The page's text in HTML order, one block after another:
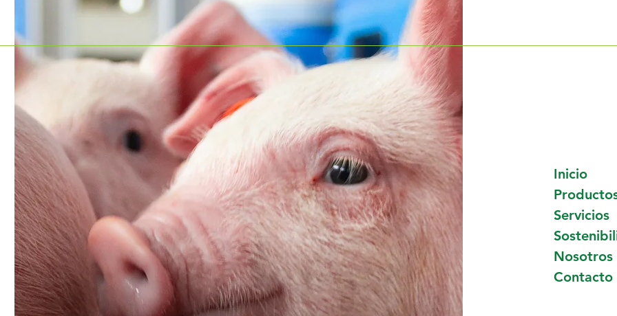
Una mirada histórica a la
nutrición animal: de lo
básico a lo estratégico
Nutrición inteligente: clave
para una producción
animal eficiente y
sostenible
Inicio
Servicios
Nosotros
Contacto